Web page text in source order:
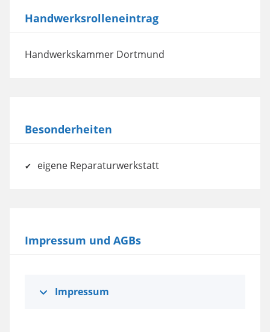
Akzeptieren
powered by
Usercentrics Consent
Handwerksrolleneintrag
Handwerkskammer Dortmund
Besonderheiten
eigene Reparaturwerkstatt
Impressum und AGBs
Impressum